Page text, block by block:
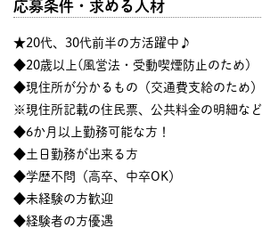
応募条件・求める人材
★20代、30代前半の方活躍中♪
◆20歳以上(風営法・受動喫煙防止のため)
◆現住所が分かるもの（交通費支給のため）
※現住所記載の住民票、公共料金の明細など
◆6か月以上勤務可能な方！
◆土日勤務が出来る方
◆学歴不問（高卒、中卒OK）
◆未経験の方歓迎
◆経験者の方優遇